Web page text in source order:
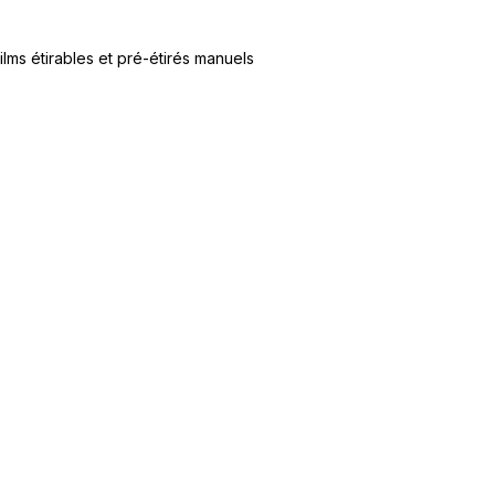
étirables et pré-étirés manuels